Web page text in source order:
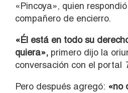
«Pincoya», quien
compañero de encierro.
«Él está en todo su
quiera», primero dijo la
conversación con el portal
Pero después agregó: «no